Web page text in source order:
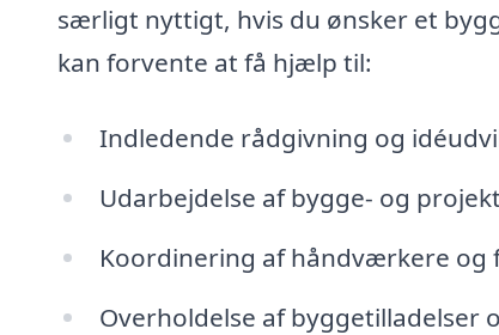
særligt nyttigt, hvis du ønsker et
kan forvente at få hjælp til:
Indledende rådgivning og
Udarbejdelse af bygge- og
Koordinering af håndværkere og
Overholdelse af byggetilladelser